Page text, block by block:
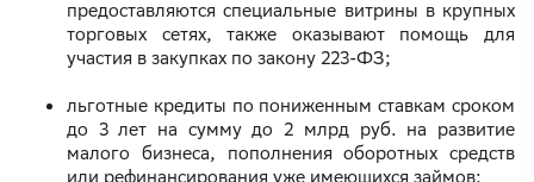
предоставляются специальные витрины в крупных
торговых сетях, также оказывают помощь для
участия в закупках по закону 223-ФЗ;
льготные кредиты по пониженным ставкам сроком
до 3 лет на сумму до 2 млрд руб. на развитие
малого бизнеса, пополнения оборотных средств
или рефинансирования уже имеющихся займов;